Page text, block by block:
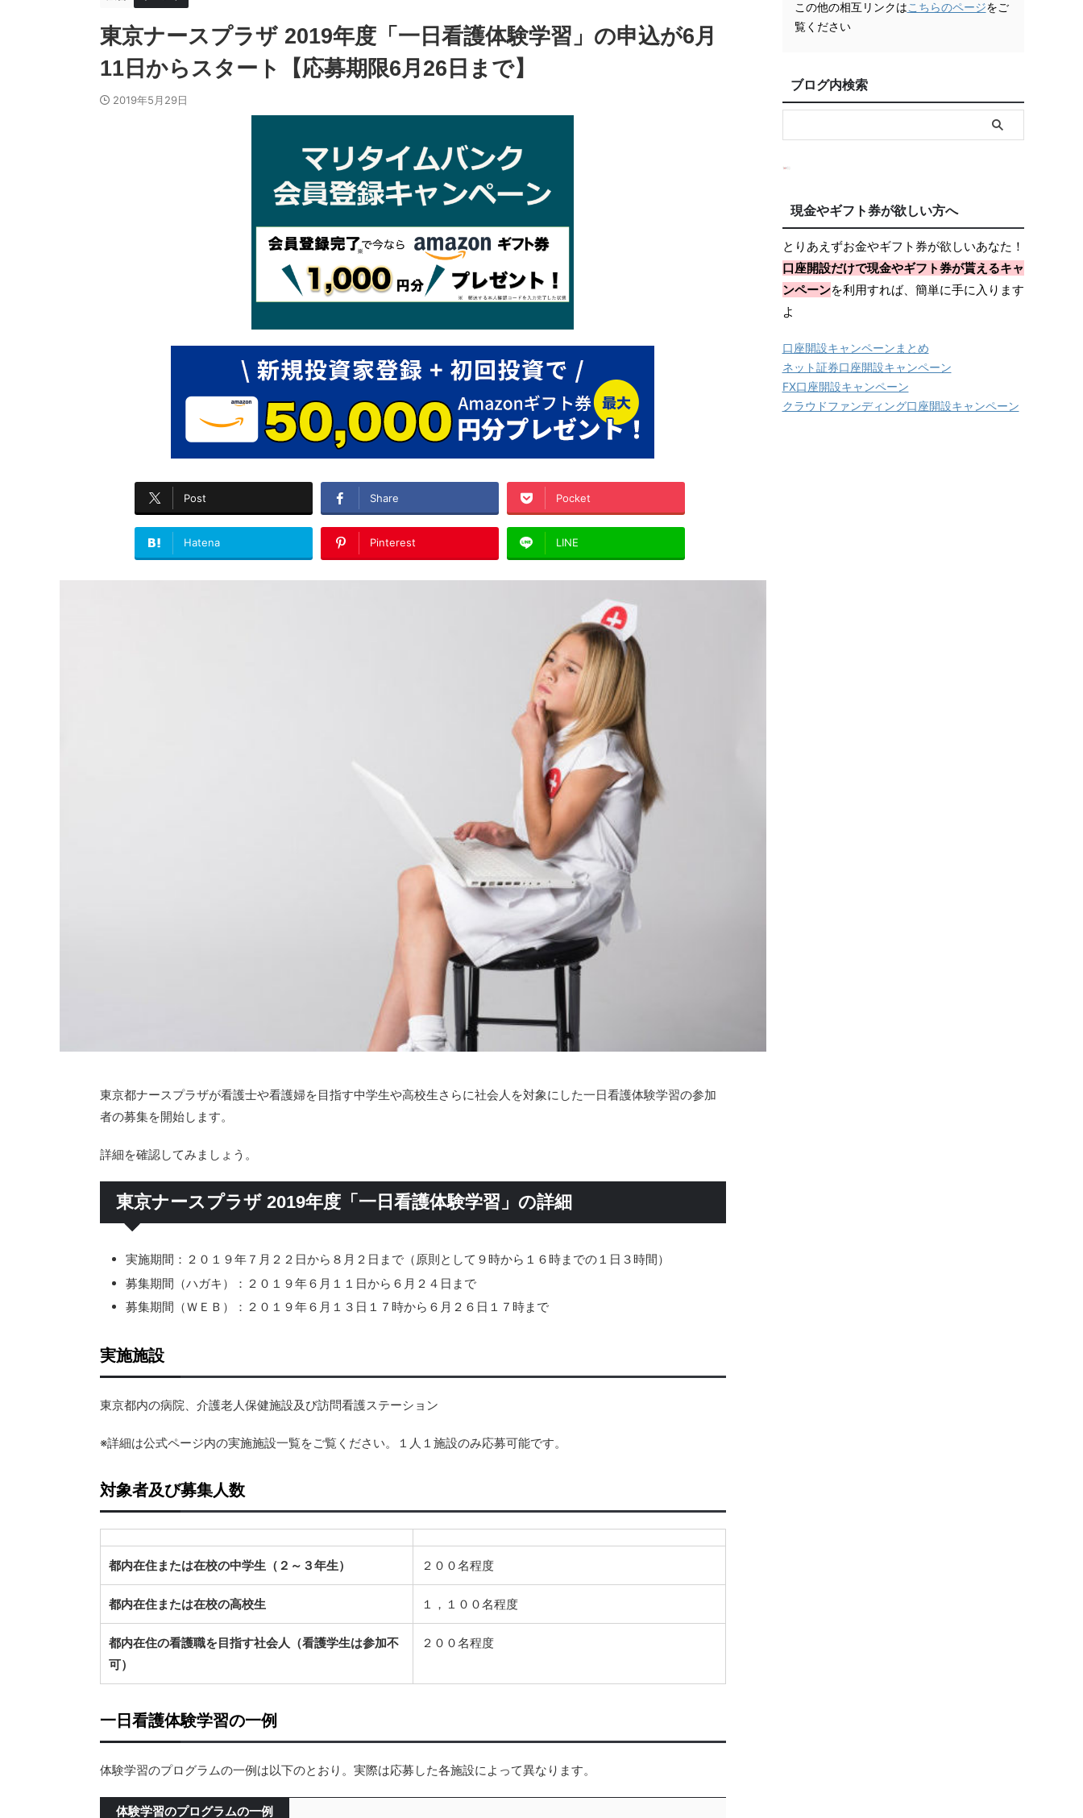
東京ナースプラザ 2019年度「一日看護体験学習」の申込が6月
11日からスタート【応募期限6月26日まで】
2019年5月29日
Post Share Pocket
Hatena Pinterest LINE
東京都ナースプラザが看護士や看護婦を目指す中学生や高校生さらに社会人を対象にした一日看護体験学習の参加
者の募集を開始します。
詳細を確認してみましょう。
東京ナースプラザ 2019年度「一日看護体験学習」の詳細
実施期間：２０１９年７月２２日から８月２日まで（原則として９時から１６時までの１日３時間）
募集期間（ハガキ）：２０１９年６月１１日から６月２４日まで
募集期間（ＷＥＢ）：２０１９年６月１３日１７時から６月２６日１７時まで
実施施設
東京都内の病院、介護老人保健施設及び訪問看護ステーション
※詳細は公式ページ内の実施施設一覧をご覧ください。１人１施設のみ応募可能です。
対象者及び募集人数
都内在住または在校の中学生（２～３年生） ２００名程度
都内在住または在校の高校生 １，１００名程度
都内在住の看護職を目指す社会人（看護学生は参加不
可）
２００名程度
一日看護体験学習の一例
体験学習のプログラムの一例は以下のとおり。実際は応募した各施設によって異なります。
体験学習のプログラムの一例
この他の相互リンクはこちらのページをご
覧ください
ブログ内検索
現金やギフト券が欲しい方へ
とりあえずお金やギフト券が欲しいあなた！
口座開設だけで現金やギフト券が貰えるキャ
ンペーンを利用すれば、簡単に手に入ります
よ
口座開設キャンペーンまとめ
ネット証券口座開設キャンペーン
FX口座開設キャンペーン
クラウドファンディング口座開設キャンペーン